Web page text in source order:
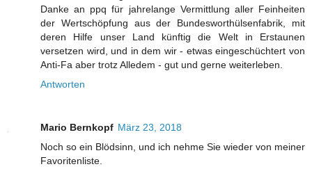
Danke an ppq für jahrelange Vermittlung aller Feinheiten
der Wertschöpfung aus der Bundesworthülsenfabrik, mit
deren Hilfe unser Land künftig die Welt in Erstaunen
versetzen wird, und in dem wir - etwas eingeschüchtert von
Anti-Fa aber trotz Alledem - gut und gerne weiterleben.
Antworten
Mario Bernkopf März 23, 2018
Noch so ein Blödsinn, und ich nehme Sie wieder von meiner
Favoritenliste.